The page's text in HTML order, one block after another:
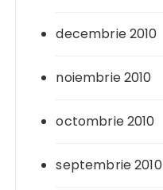
decembrie 2010
noiembrie 2010
octombrie 2010
septembrie 2010